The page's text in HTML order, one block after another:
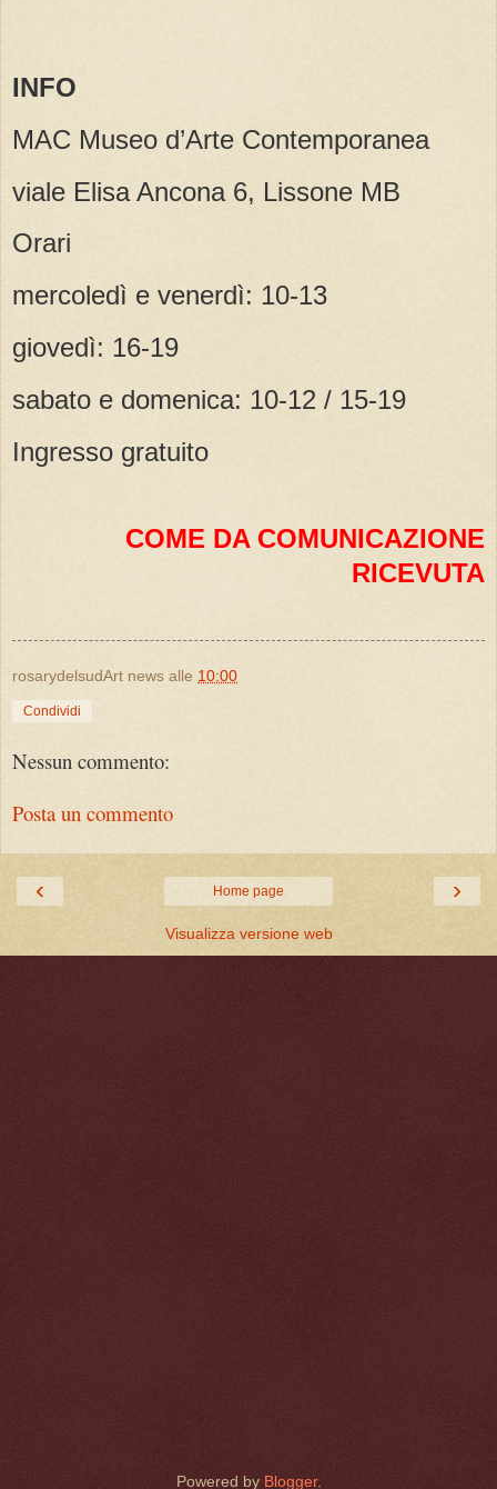
INFO
MAC Museo d’Arte Contemporanea
viale Elisa Ancona 6, Lissone MB
Orari
mercoledì e venerdì: 10-13
giovedì: 16-19
sabato e domenica: 10-12 / 15-19
Ingresso gratuito
COME DA COMUNICAZIONE
RICEVUTA
rosarydelsudArt news alle 10:00
Condividi
Nessun commento:
Posta un commento
‹ ›
Home page
Visualizza versione web
Powered by Blogger.